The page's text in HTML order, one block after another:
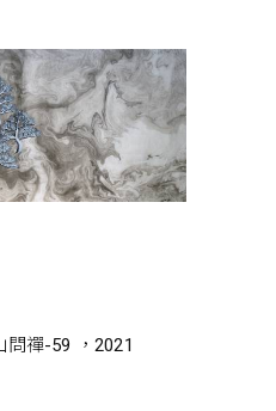
禪-59 ，2021